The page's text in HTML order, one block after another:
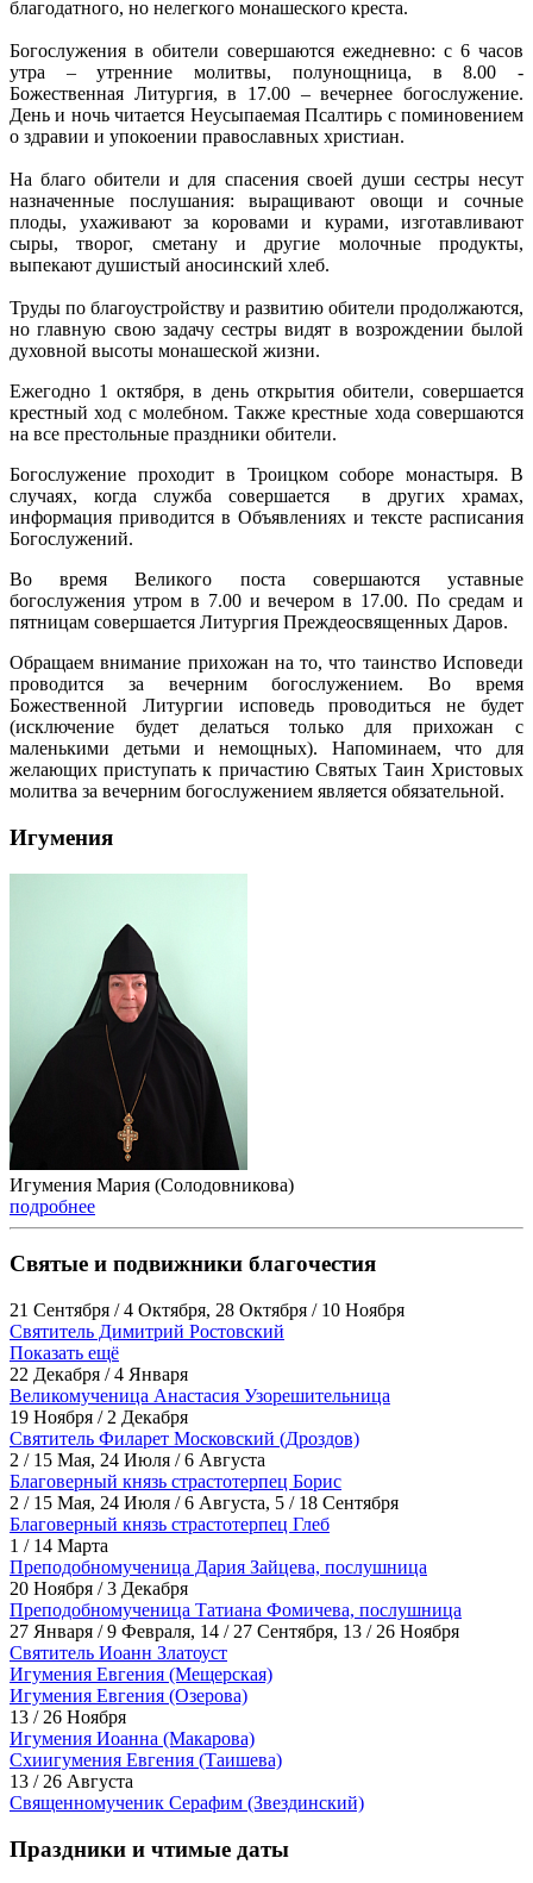
благодатного, но нелегкого монашеского креста.
Богослужения в обители совершаются ежедневно: с 6 часов
утра – утренние молитвы, полунощница, в 8.00 -
Божественная Литургия, в 17.00 – вечернее богослужение.
День и ночь читается Неусыпаемая Псалтирь с поминовением
о здравии и упокоении православных христиан.
На благо обители и для спасения своей души сестры несут
назначенные послушания: выращивают овощи и сочные
плоды, ухаживают за коровами и курами, изготавливают
сыры, творог, сметану и другие молочные продукты,
выпекают душистый аносинский хлеб.
Труды по благоустройству и развитию обители продолжаются,
но главную свою задачу сестры видят в возрождении былой
духовной высоты монашеской жизни.
Ежегодно 1 октября, в день открытия обители, совершается
крестный ход с молебном. Также крестные хода совершаются
на все престольные праздники обители.
Богослужение проходит в Троицком соборе монастыря. В
случаях, когда служба совершается в других храмах,
информация приводится в Объявлениях и тексте расписания
Богослужений.
Во время Великого поста совершаются уставные
богослужения утром в 7.00 и вечером в 17.00. По средам и
пятницам совершается Литургия Преждеосвященных Даров.
Обращаем внимание прихожан на то, что таинство Исповеди
проводится за вечерним богослужением. Во время
Божественной Литургии исповедь проводиться не будет
(исключение будет делаться только для прихожан с
маленькими детьми и немощных). Напоминаем, что для
желающих приступать к причастию Святых Таин Христовых
молитва за вечерним богослужением является обязательной.
Игумения
Игумения Мария (Солодовникова)
подробнее
Святые и подвижники благочестия
21 Сентября / 4 Октября, 28 Октября / 10 Ноября
Святитель Димитрий Ростовский
Показать ещё
22 Декабря / 4 Января
Великомученица Анастасия Узорешительница
19 Ноября / 2 Декабря
Святитель Филарет Московский (Дроздов)
2 / 15 Мая, 24 Июля / 6 Августа
Благоверный князь страстотерпец Борис
2 / 15 Мая, 24 Июля / 6 Августа, 5 / 18 Сентября
Благоверный князь страстотерпец Глеб
1 / 14 Марта
Преподобномученица Дария Зайцева, послушница
20 Ноября / 3 Декабря
Преподобномученица Татиана Фомичева, послушница
27 Января / 9 Февраля, 14 / 27 Сентября, 13 / 26 Ноября
Святитель Иоанн Златоуст
Игумения Евгения (Мещерская)
Игумения Евгения (Озерова)
13 / 26 Ноября
Игумения Иоанна (Макарова)
Схиигумения Евгения (Таишева)
13 / 26 Августа
Священномученик Серафим (Звездинский)
Праздники и чтимые даты